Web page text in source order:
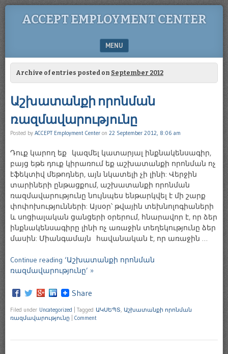
ACCEPT EMPLOYMENT CENTER
MENU
SKIP TO CONTENT
Archive of entries posted on September 2012
Աշխատանքի որոնման
ռազմավարությունը
Posted by ACCEPT Employment Center on 22 September 2012, 8:06 am
Դուք կարող եք կազմել կատարյալ ինքնակենսագիր,
բայց եթե դուք կիրառում եք աշխատանքի որոնման ոչ
էֆեկտիվ մեթոդներ, այն նկատելի չի լինի: Վերջին
տարիների ընթացքում, աշխատանքի որոնման
ռազմավարությունը նույնպես ենթարկվել է մի շարք
փոփոխությունների: Այսօր՝ թվային տեխնոլոգիաների
և սոցիալական ցանցերի օրերում, հնարավոր է, որ ձեր
ինքնակենսագիրը լինի ոչ առաջին տեղեկությունը ձեր
մասին: Միանգամայն հավանական է, որ առաջին …
Continue reading ‘Աշխատանքի որոնման
ռազմավարությունը’ »
Share
Filed under Uncategorized Tagged ԱԿՍԵՊՏ, Աշխատանքի որոնման
ռազմավարությունը
Comment